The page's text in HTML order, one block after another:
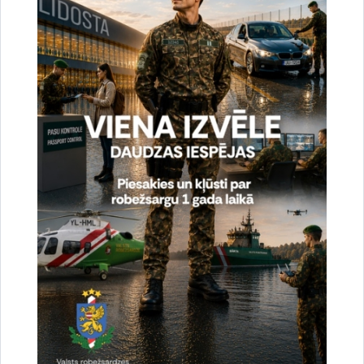
e-pasts:jolanta.babisko@rs.gov.lv
Saistītas tēmas
Aktualitātes: Statistika
Drukāt lapu
Dalīties